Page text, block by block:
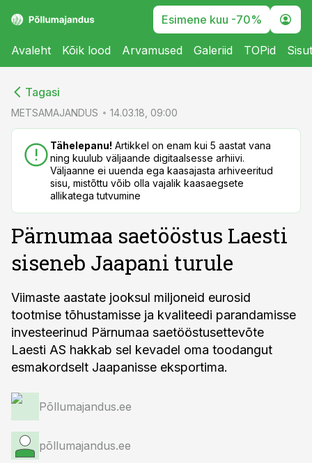
Esimene kuu -70%
Avaleht Kõik lood Arvamused Galeriid TOPid
Tagasi
METSAMAJANDUS 14.03.18, 09:00
Tähelepanu! Artikkel on enam kui 5 aastat vana
ning kuulub väljaande digitaalsesse arhiivi.
Väljaanne ei uuenda ega kaasajasta arhiveeritud
sisu, mistõttu võib olla vajalik kaasaegsete
allikatega tutvumine
Pärnumaa saetööstus Laesti
siseneb Jaapani turule
Viimaste aastate jooksul miljoneid eurosid
tootmise tõhustamisse ja kvaliteedi parandamisse
investeerinud Pärnumaa saetööstusettevõte
Laesti AS hakkab sel kevadel oma toodangut
esmakordselt Jaapanisse eksportima.
Põllumajandus.ee
põllumajandus.ee